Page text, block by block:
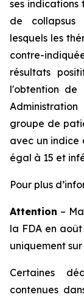
ses
de collapsus
lesquels les
contre-
résultats
l'obtention
groupe de
avec un indice
égal à 15 et
Pour plus
Attention –
la FDA en
uniquement
Certaines
contenues